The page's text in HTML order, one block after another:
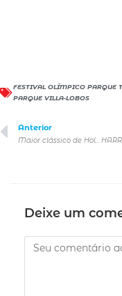
FESTIVAL OLÍMPICO PARQUE
PARQUE VILLA-LOBOS
Anterior
Deixe um